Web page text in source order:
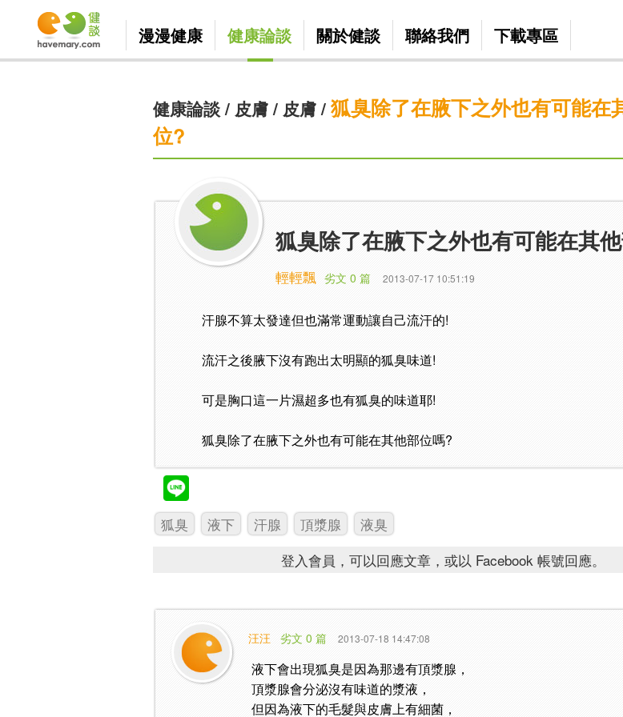
漫漫健康 健康論談 關於健談 聯絡我們 下載專區
健康論談/ 皮膚/ 皮膚/ 狐臭除了在腋下之外也有可能在
位?
狐臭除了在腋下之外也有可能在其
輕輕飄 劣文 0 篇 2013-07-17 10:51:19
汗腺不算太發達但也滿常運動讓自己流汗的!
流汗之後腋下沒有跑出太明顯的狐臭味道!
可是胸口這一片濕超多也有狐臭的味道耶!
狐臭除了在腋下之外也有可能在其他部位嗎?
狐臭 液下 汗腺 頂漿腺
液臭
登入會員，可以回應文章，或以 Facebook 帳號回應。
汪汪 劣文 0 篇 2013-07-18 14:47:08
液下會出現狐臭是因為那邊有頂漿腺，
頂漿腺會分泌沒有味道的漿液，
但因為液下的毛髮與皮膚上有細菌，